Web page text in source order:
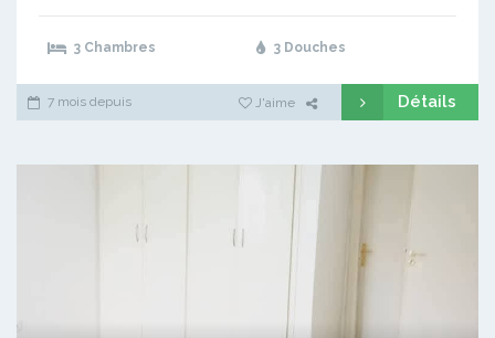
3 Chambres 3 Douches
7 mois depuis J'aime Détails